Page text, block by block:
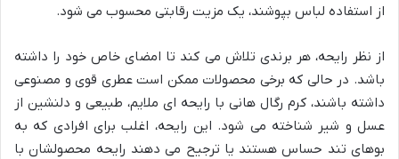
از استفاده لباس بپوشند، یک مزیت رقابتی محسوب می شود.
از نظر رایحه، هر برندی تلاش می کند تا امضای خاص خود را داشته
باشد. در حالی که برخی محصولات ممکن است عطری قوی و مصنوعی
داشته باشند، کرم رگال هانی با رایحه ای ملایم، طبیعی و دلنشین از
عسل و شیر شناخته می شود. این رایحه، اغلب برای افرادی که به
بوهای تند حساس هستند یا ترجیح می دهند رایحه محصولشان با